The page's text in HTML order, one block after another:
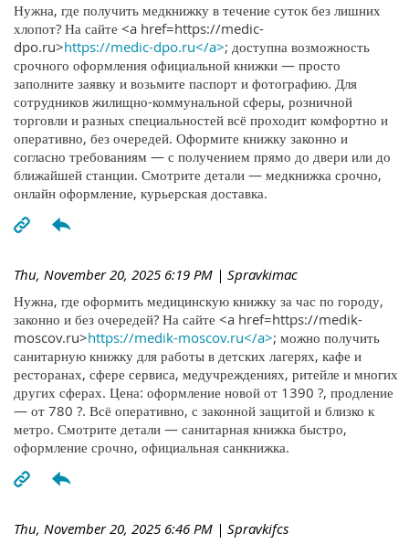
Нужна, где получить медкнижку в течение суток без лишних
хлопот? На сайте <a href=https://medic-
dpo.ru>https://medic-dpo.ru</a>; доступна возможность
срочного оформления официальной книжки — просто
заполните заявку и возьмите паспорт и фотографию. Для
сотрудников жилищно-коммунальной сферы, розничной
торговли и разных специальностей всё проходит комфортно и
оперативно, без очередей. Оформите книжку законно и
согласно требованиям — с получением прямо до двери или до
ближайшей станции. Смотрите детали — медкнижка срочно,
онлайн оформление, курьерская доставка.
Thu, November 20, 2025 6:19 PM | Spravkimac
Нужна, где оформить медицинскую книжку за час по городу,
законно и без очередей? На сайте <a href=https://medik-
moscov.ru>https://medik-moscov.ru</a>; можно получить
санитарную книжку для работы в детских лагерях, кафе и
ресторанах, сфере сервиса, медучреждениях, ритейле и многих
других сферах. Цена: оформление новой от 1390 ?, продление
— от 780 ?. Всё оперативно, с законной защитой и близко к
метро. Смотрите детали — санитарная книжка быстро,
оформление срочно, официальная санкнижка.
Thu, November 20, 2025 6:46 PM | Spravkifcs